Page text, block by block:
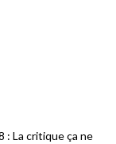
: La critique ça ne